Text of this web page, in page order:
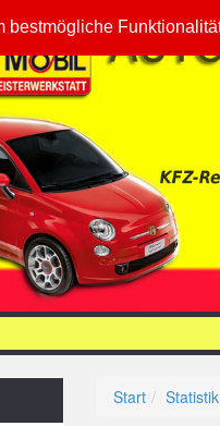
bestmögliche
Start Statistik